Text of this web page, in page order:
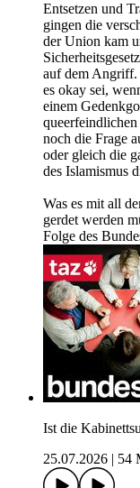
Entsetzen und
gingen die
der Union kam
auf dem
es okay sei,
einem
noch die Frage
oder gleich die
des Islamismus
Was es mit all
gerdet werden
Folge des
Ist die
25.07.2026
54